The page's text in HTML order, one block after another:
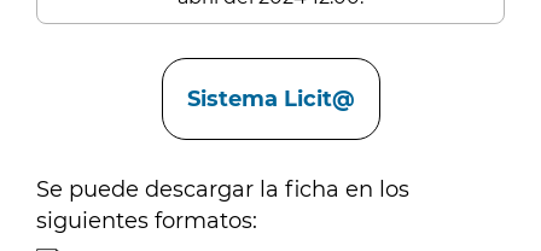
Sistema Licit@
Se puede descargar la ficha en los
siguientes formatos: